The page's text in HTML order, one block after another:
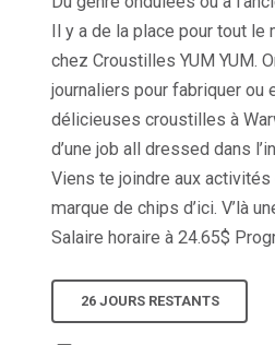
Il y a de la place pour tout le
chez Croustilles YUM YUM.
journaliers pour fabriquer ou
délicieuses croustilles à
d’une job all dressed dans
Viens te joindre aux activités
marque de chips d’ici. V’là
Salaire horaire à 24.65$
26 JOURS RESTANTS